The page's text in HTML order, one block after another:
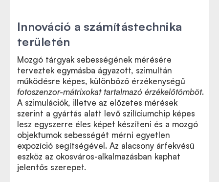
Innováció a számítástechnika
területén
Mozgó tárgyak sebességének mérésére
terveztek egymásba ágyazott, szimultán
működésre képes, különböző érzékenységű
fotoszenzor-mátrixokat tartalmazó érzékelőtömböt.
A szimulációk, illetve az előzetes mérések
szerint a gyártás alatt levő szilíciumchip képes
lesz egyszerre éles képet készíteni és a mozgó
objektumok sebességét mérni egyetlen
expozíció segítségével. Az alacsony árfekvésű
eszköz az okosváros-alkalmazásban kaphat
jelentős szerepet.